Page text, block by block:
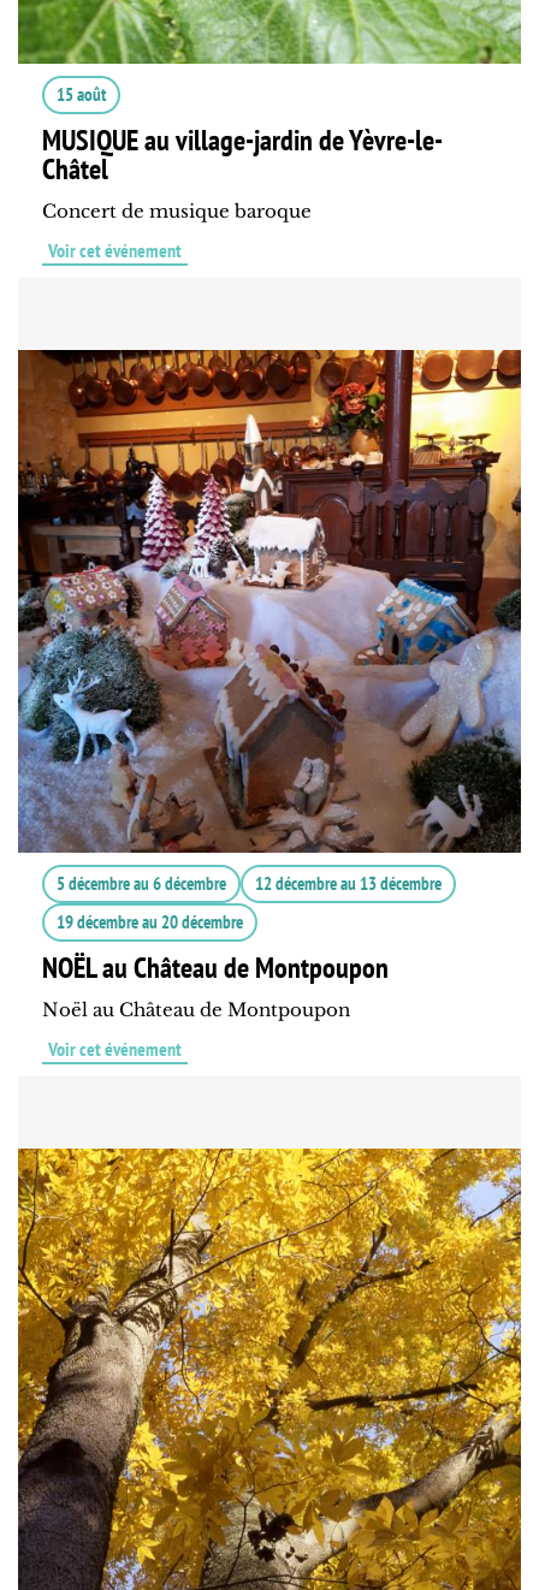
15 août
MUSIQUE au village-jardin de Yèvre-le-
Châtel
Concert de musique baroque
Voir cet événement
5 décembreau6 décembre 12 décembreau 13 décembre
19 décembreau 20 décembre
NOËL au Château de Montpoupon
Noël au Château de Montpoupon
Voir cet événement